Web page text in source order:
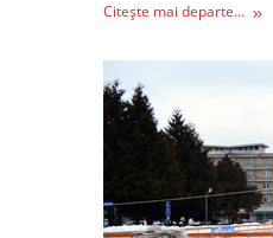
Citește mai departe...